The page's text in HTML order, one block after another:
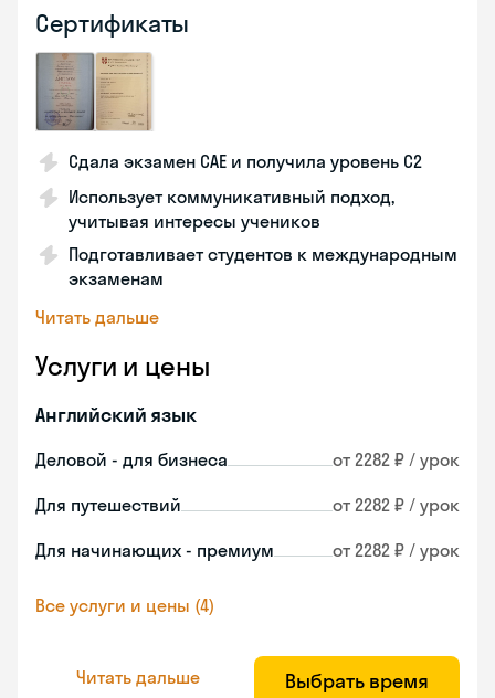
Сертификаты
Сдала экзамен CAE и получила уровень С2
Использует коммуникативный подход,
учитывая интересы учеников
Подготавливает студентов к международным
экзаменам
Читать дальше
Услуги и цены
Английский язык
Деловой - для бизнеса от 2282 ₽ / урок
Для путешествий от 2282 ₽ / урок
Для начинающих - премиум от 2282 ₽ / урок
Все услуги и цены (4)
Читать дальше Выбрать время